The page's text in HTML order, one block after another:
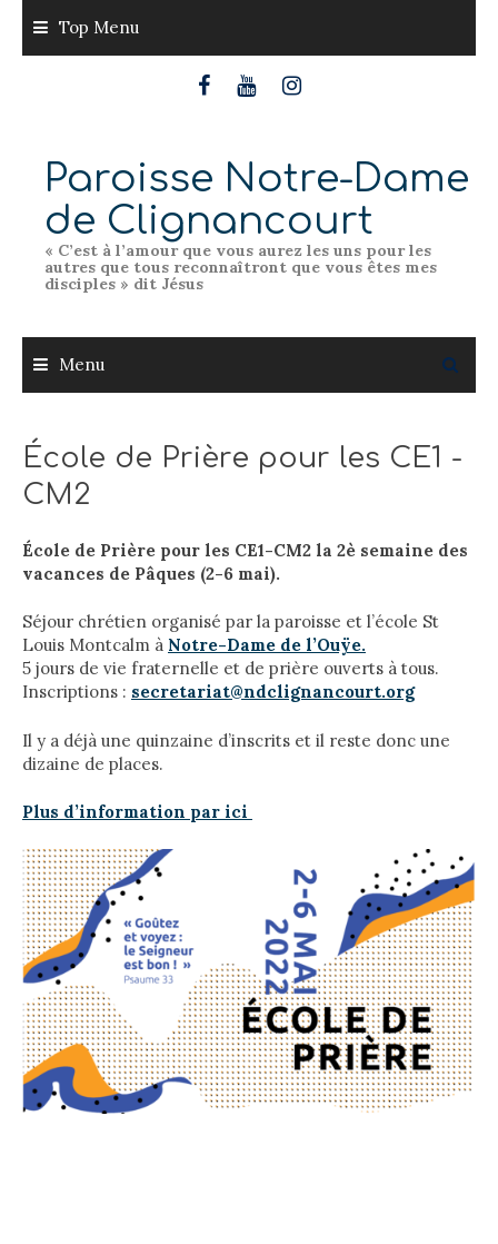
content
Top Menu
Paroisse Notre-Dame
de Clignancourt
« C’est à l’amour que vous aurez les uns pour les
autres que tous reconnaîtront que vous êtes mes
disciples » dit Jésus
Menu
École de Prière pour les CE1 -
CM2
École de Prière pour les CE1-CM2 la 2è semaine des
vacances de Pâques (2-6 mai).
Séjour chrétien organisé par la paroisse et l’école St
Louis Montcalm à Notre-Dame de l’Ouÿe.
5 jours de vie fraternelle et de prière ouverts à tous.
Inscriptions : secretariat@ndclignancourt.org
Il y a déjà une quinzaine d’inscrits et il reste donc une
dizaine de places.
Plus d’information par ici